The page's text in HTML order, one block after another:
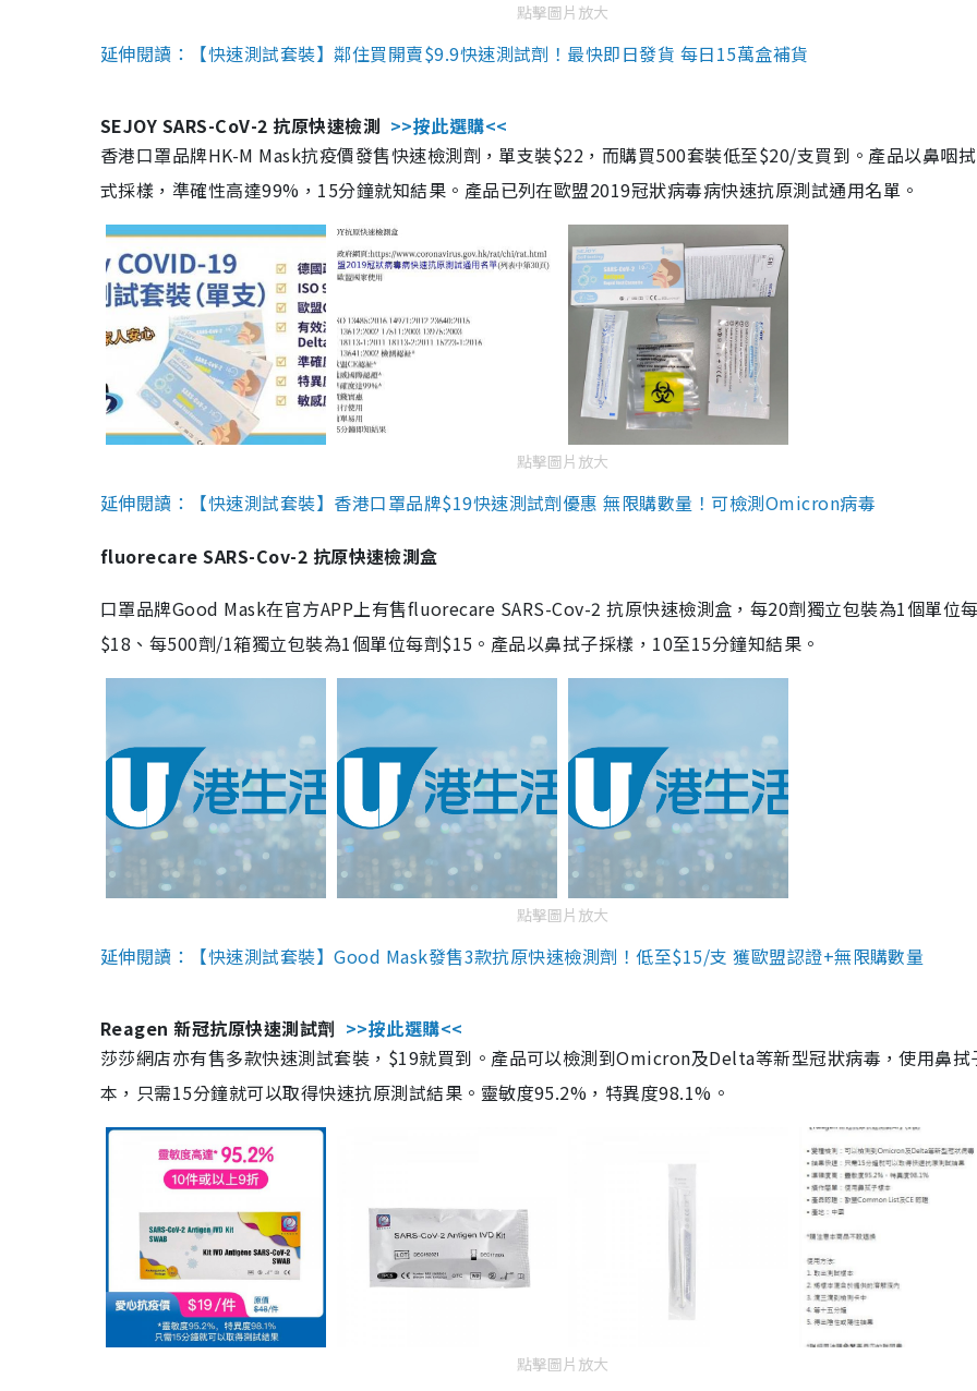
點擊圖片放大
延伸閱讀：【快速測試套裝】鄰住買開賣$9.9快速測試劑！最快即日發貨 每日15萬盒補貨
SEJOY SARS-CoV-2 抗原快速檢測 >>按此選購<<
香港口罩品牌HK-M Mask抗疫價發售快速檢測劑，單支裝$22，而購買500套裝低至$20/支買到。產品以鼻咽
式採樣，準確性高達99%，15分鐘就知結果。產品已列在歐盟2019冠狀病毒病快速抗原測試通用名單。
點擊圖片放大
延伸閱讀：【快速測試套裝】香港口罩品牌$19快速測試劑優惠 無限購數量！可檢測Omicron病毒
fluorecare SARS-Cov-2 抗原快速檢測盒
口罩品牌Good Mask在官方APP上有售fluorecare SARS-Cov-2 抗原快速檢測盒，每20劑獨立包裝為1個單位
$18、每500劑/1箱獨立包裝為1個單位每劑$15。產品以鼻拭子採樣，10至15分鐘知結果。
點擊圖片放大
延伸閱讀：【快速測試套裝】Good Mask發售3款抗原快速檢測劑！低至$15/支 獲歐盟認證+無限購數量
Reagen 新冠抗原快速測試劑 >>按此選購<<
莎莎網店亦有售多款快速測試套裝，$19就買到。產品可以檢測到Omicron及Delta等新型冠狀病毒，使用鼻拭
本，只需15分鐘就可以取得快速抗原測試結果。靈敏度95.2%，特異度98.1%。
點擊圖片放大